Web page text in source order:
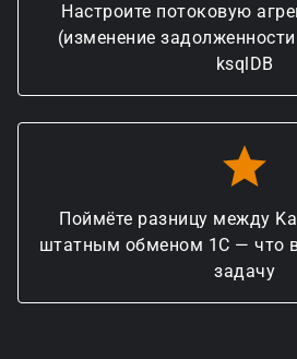
Настроите потоковую
(изменение
ksqlDB
Поймёте разницу между
штатным обменом 1С — что
задачу